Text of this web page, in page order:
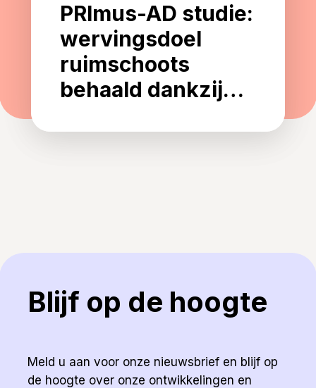
PRImus-AD studie:
wervingsdoel
ruimschoots
behaald dankzij
strategie en sterke
Blijf op de hoogte
Meld u aan voor onze nieuwsbrief en blijf op
de hoogte over onze ontwikkelingen en